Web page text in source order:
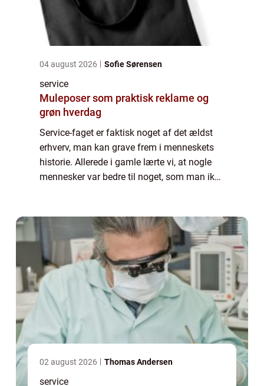
04 august 2026 Sofie Sørensen
service
Muleposer som praktisk reklame og
grøn hverdag
Service-faget er faktisk noget af det ældst
erhverv, man kan grave frem i menneskets
historie. Allerede i gamle lærte vi, at nogle
mennesker var bedre til noget, som man ikke
02 august 2026 Thomas Andersen
service